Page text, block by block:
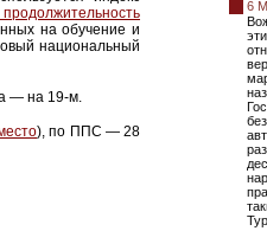
на обучение и
национальный
— на 19-м.
), по ППС — 28
6